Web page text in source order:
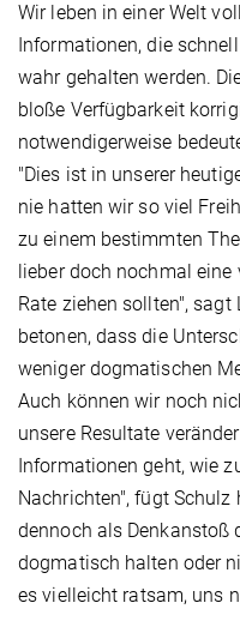
Wir leben in einer Welt
Informationen, die
wahr gehalten werden.
bloße Verfügbarkeit
notwendigerweise
"Dies ist in unserer
nie hatten wir so viel
zu einem bestimmten
lieber doch nochmal
Rate ziehen sollten",
betonen, dass die
weniger dogmatischen
Auch können wir noch
unsere Resultate
Informationen geht, wie
Nachrichten", fügt
dennoch als Denkanstoß
dogmatisch halten oder
es vielleicht ratsam, uns